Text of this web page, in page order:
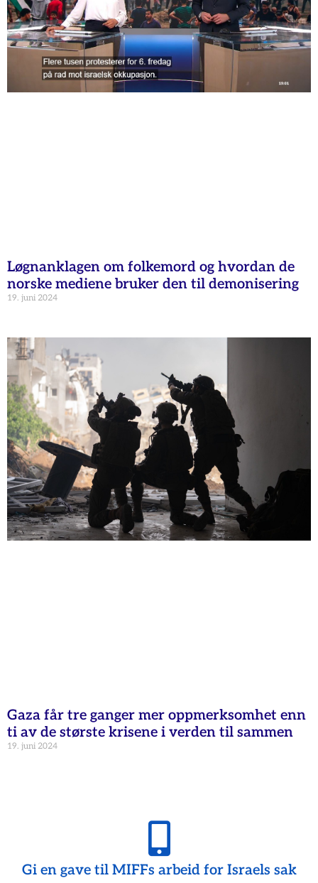
Løgnanklagen om folkemord og hvordan de
norske mediene bruker den til demonisering
19. juni 2024
Gaza får tre ganger mer oppmerksomhet enn
ti av de største krisene i verden til sammen
19. juni 2024
Gi en gave til MIFFs arbeid for Israels sak